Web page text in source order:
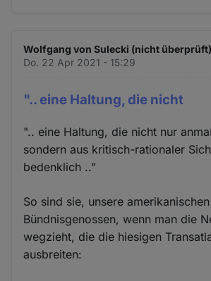
Wolfgang von Sulecki (nicht überprüft)
Do. 22 Apr 2021 - 15:29
".. eine Haltung, die nicht
".. eine Haltung, die nicht nur
sondern aus kritisch-rationaler
bedenklich .."
So sind sie, unsere
Bündnisgenossen, wenn man die
wegzieht, die die hiesigen
ausbreiten: